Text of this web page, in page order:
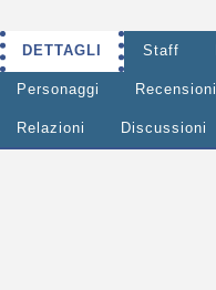
DETTAGLI Staff
Personaggi Recensioni
Relazioni Discussioni